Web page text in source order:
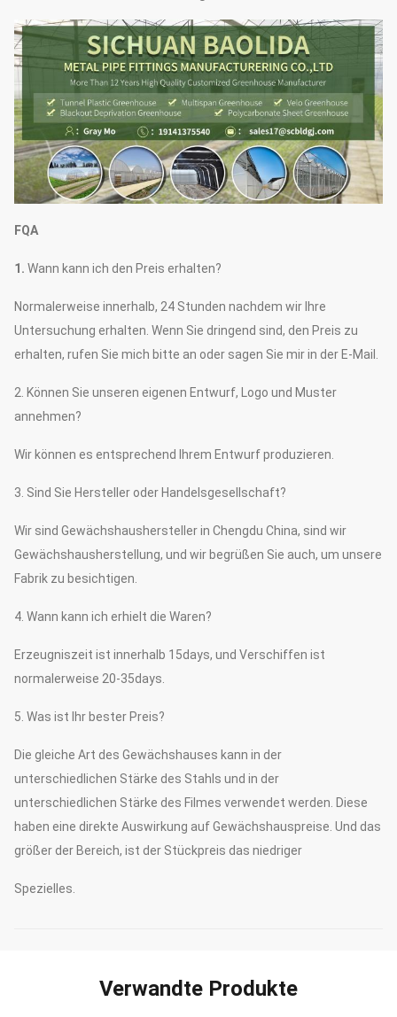
FQA
1. Wann kann ich den Preis erhalten?
Normalerweise innerhalb, 24 Stunden nachdem wir Ihre
Untersuchung erhalten. Wenn Sie dringend sind, den Preis zu
erhalten, rufen Sie mich bitte an oder sagen Sie mir in der E-Mail.
2. Können Sie unseren eigenen Entwurf, Logo und Muster
annehmen?
Wir können es entsprechend Ihrem Entwurf produzieren.
3. Sind Sie Hersteller oder Handelsgesellschaft?
Wir sind Gewächshaushersteller in Chengdu China, sind wir
Gewächshausherstellung, und wir begrüßen Sie auch, um unsere
Fabrik zu besichtigen.
4. Wann kann ich erhielt die Waren?
Erzeugniszeit ist innerhalb 15days, und Verschiffen ist
normalerweise 20-35days.
5. Was ist Ihr bester Preis?
Die gleiche Art des Gewächshauses kann in der
unterschiedlichen Stärke des Stahls und in der
unterschiedlichen Stärke des Filmes verwendet werden. Diese
haben eine direkte Auswirkung auf Gewächshauspreise. Und das
größer der Bereich, ist der Stückpreis das niedriger
Spezielles.
Verwandte Produkte